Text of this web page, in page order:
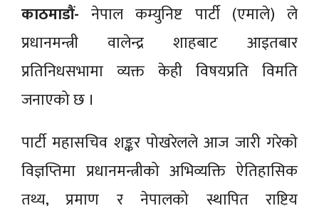
काठमाडौं- नेपाल कम्युनिष्ट पार्टी (एमाले) ले
प्रधानमन्त्री वालेन्द्र शाहबाट आइतबार
प्रतिनिधसभामा व्यक्त केही विषयप्रति विमति
जनाएको छ ।
पार्टी महासचिव शङ्कर पोखरेलले आज जारी गरेकाे
विज्ञप्तिमा प्रधानमन्त्रीको अभिव्यक्ति ऐतिहासिक
तथ्य, प्रमाण र नेपालको स्थापित राष्ट्रिय